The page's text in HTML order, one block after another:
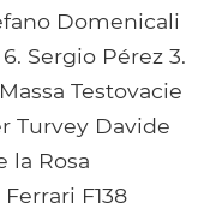
Domenicali
Sergio Pérez 3.
Testovacie
Turvey Davide
la Rosa
F138